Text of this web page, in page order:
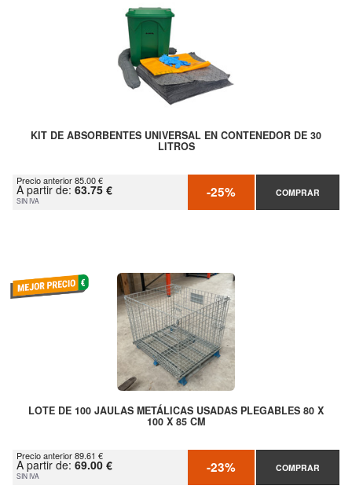
KIT DE ABSORBENTES UNIVERSAL EN CONTENEDOR DE 30
LITROS
Precio anterior 85.00 €
A partir de: 63.75 €
SIN IVA -25% COMPRAR
LOTE DE 100 JAULAS METÁLICAS USADAS PLEGABLES 80 X
100 X 85 CM
Precio anterior 89.61 €
A partir de: 69.00 €
SIN IVA -23% COMPRAR